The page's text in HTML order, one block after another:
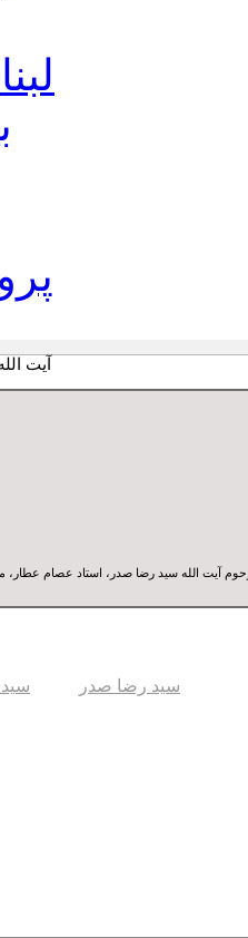
آیت
آیت الله سید رضا صدر، استاد عصام عطار،
سید رضا صدر